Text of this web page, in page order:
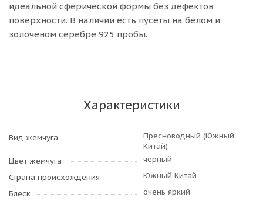
идеальной сферической формы без дефектов
поверхности. В наличии есть пусеты на белом и
золоченом серебре 925 пробы.
Характеристики
Вид жемчуга
Пресноводный (Южный
Китай)
Цвет жемчуга
черный
Страна происхождения
Южный Китай
Блеск
очень яркий